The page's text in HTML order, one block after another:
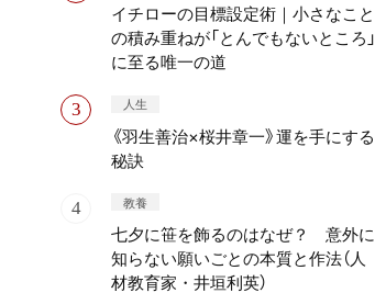
イチローの目標設定術｜小さなこと
の積み重ねが「とんでもないところ」
に至る唯一の道
人生
《羽生善治×桜井章一》運を手にする
秘訣
教養
七夕に笹を飾るのはなぜ？ 意外に
知らない願いごとの本質と作法（人
材教育家・井垣利英）